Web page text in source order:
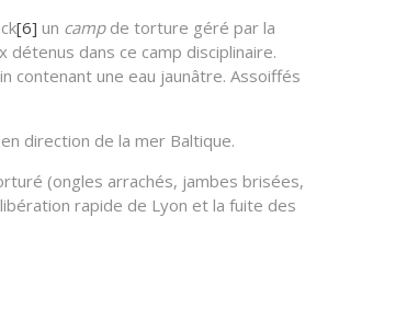
[6] un campde torture géré par la
dans ce camp disciplinaire.
contenant une eau jaunâtre. Assoiffés
direction de la mer Baltique.
(ongles arrachés, jambes brisées,
rapide de Lyon et la fuite des